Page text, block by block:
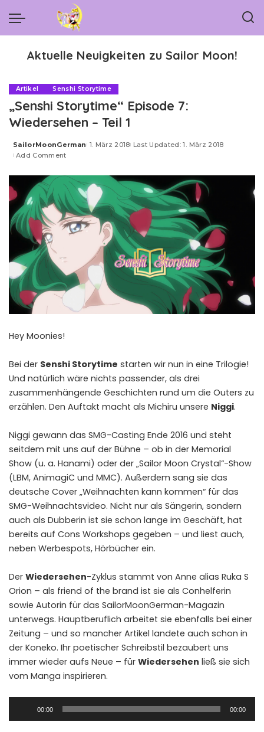
Aktuelle Neuigkeiten zu Sailor Moon!
Artikel Senshi Storytime
„Senshi Storytime“ Episode 7:
Wiedersehen – Teil 1
Posted
by
SailorMoonGerman 1. März 2018 Last Updated: 1. März 2018
Add Comment
Hey Moonies!
Bei der Senshi Storytime starten wir nun in eine Trilogie!
Und natürlich wäre nichts passender, als drei
zusammenhängende Geschichten rund um die Outers zu
erzählen. Den Auftakt macht als Michiru unsere Niggi.
Niggi gewann das SMG-Casting Ende 2016 und steht
seitdem mit uns auf der Bühne – ob in der Memorial
Show (u. a. Hanami) oder der „Sailor Moon Crystal“-Show
(LBM, AnimagiC und MMC). Außerdem sang sie das
deutsche Cover „Weihnachten kann kommen“ für das
SMG-Weihnachtsvideo. Nicht nur als Sängerin, sondern
auch als Dubberin ist sie schon lange im Geschäft, hat
bereits auf Cons Workshops gegeben – und liest auch,
neben Werbespots, Hörbücher ein.
Der Wiedersehen-Zyklus stammt von Anne alias Ruka S
Orion – als friend of the brand ist sie als Conhelferin
sowie Autorin für das SailorMoonGerman-Magazin
unterwegs. Hauptberuflich arbeitet sie ebenfalls bei einer
Zeitung – und so mancher Artikel landete auch schon in
der Koneko. Ihr poetischer Schreibstil bezaubert uns
immer wieder aufs Neue – für Wiedersehen ließ sie sich
vom Manga inspirieren.
Player
00:00 00:00